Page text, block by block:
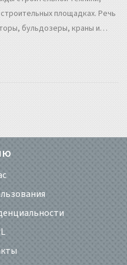
площадках. Речь
бульдозеры, краны и
факты и полезные
эксплуатации этой техники.